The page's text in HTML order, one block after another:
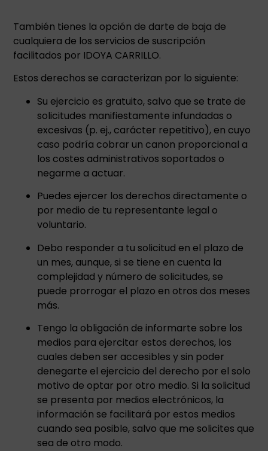
También tienes la opción de darte de baja de
cualquiera de los servicios de suscripción
facilitados por IDOYA CARRILLO.
Estos derechos se caracterizan por lo siguiente:
Su ejercicio es gratuito, salvo que se trate de
solicitudes manifiestamente infundadas o
excesivas (p. ej., carácter repetitivo), en cuyo
caso podría cobrar un canon proporcional a
los costes administrativos soportados o
negarme a actuar.
Puedes ejercer los derechos directamente o
por medio de tu representante legal o
voluntario.
Debo responder a tu solicitud en el plazo de
un mes, aunque, si se tiene en cuenta la
complejidad y número de solicitudes, se
puede prorrogar el plazo en otros dos meses
más.
Tengo la obligación de informarte sobre los
medios para ejercitar estos derechos, los
cuales deben ser accesibles y sin poder
denegarte el ejercicio del derecho por el solo
motivo de optar por otro medio. Si la solicitud
se presenta por medios electrónicos, la
información se facilitará por estos medios
cuando sea posible, salvo que me solicites que
sea de otro modo.